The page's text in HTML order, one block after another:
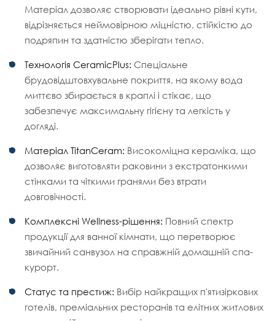
Матеріал дозволяє створювати ідеально рівні кути,
відрізняється неймовірною міцністю, стійкістю до
подряпин та здатністю зберігати тепло.
Технологія CeramicPlus: Спеціальне
брудовідштовхувальне покриття, на якому вода
миттєво збирається в краплі і стікає, що
забезпечує максимальну гігієну та легкість у
догляді.
Матеріал TitanCeram: Високоміцна кераміка, що
дозволяє виготовляти раковини з екстратонкими
стінками та чіткими гранями без втрати
довговічності.
Комплексні Wellness-рішення: Повний спектр
продукції для ванної кімнати, що перетворює
звичайний санвузол на справжній домашній спа-
курорт.
Статус та престиж: Вибір найкращих п'ятизіркових
готелів, преміальних ресторанів та елітних житлових